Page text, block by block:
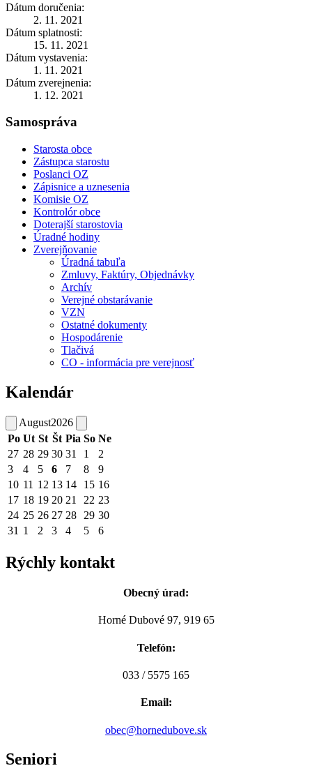
Dátum doručenia:
2. 11. 2021
Dátum splatnosti:
15. 11. 2021
Dátum vystavenia:
1. 11. 2021
Dátum zverejnenia:
1. 12. 2021
Samospráva
Starosta obce
Zástupca starostu
Poslanci OZ
Zápisnice a uznesenia
Komisie OZ
Kontrolór obce
Doterajší starostovia
Úradné hodiny
Zverejňovanie
Úradná tabuľa
Zmluvy, Faktúry, Objednávky
Archív
Verejné obstarávanie
VZN
Ostatné dokumenty
Hospodárenie
Tlačivá
CO - informácia pre verejnosť
Kalendár
August2026
Po Ut St Št Pia So Ne
27 28 29 30 31 1
2
3
4 5 6 7 8
9
10 11 12 13 14 15 16
17 18 19 20 21 22 23
24 25 26 27 28 29 30
31 1 2 3 4 5 6
Rýchly kontakt
Obecný úrad:
Horné Dubové 97, 919 65
Telefón:
033 / 5575 165
Email:
obec@hornedubove.sk
Seniori